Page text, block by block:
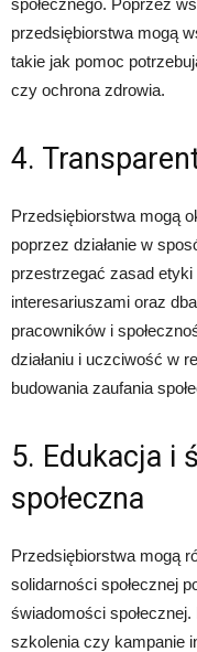
przedsiębiorstwa mogą
takie jak pomoc
czy ochrona zdrowia.
4.
Przedsiębiorstwa mogą
poprzez działanie w
przestrzegać zasad
interesariuszami oraz
pracowników i
działaniu i uczciwość w
budowania zaufania
5. Edukacja i
społeczna
Przedsiębiorstwa mogą
solidarności społecznej
świadomości
szkolenia czy kampanie